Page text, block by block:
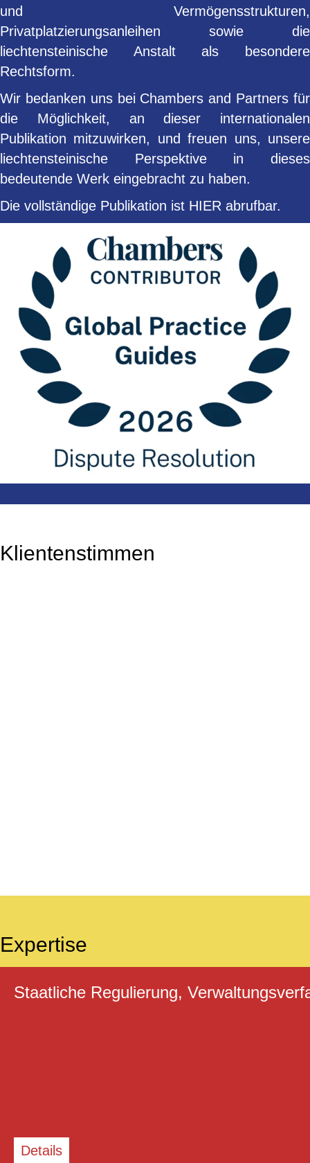
und Vermögensstrukturen,
Privatplatzierungsanleihen sowie die
liechtensteinische Anstalt als besondere
Rechtsform.
Wir bedanken uns bei Chambers and Partners für
die Möglichkeit, an dieser internationalen
Publikation mitzuwirken, und freuen uns, unsere
liechtensteinische Perspektive in dieses
bedeutende Werk eingebracht zu haben.
Die vollständige Publikation ist HIER abrufbar.
Klientenstimmen
Expertise
Staatliche Regulierung,
Details